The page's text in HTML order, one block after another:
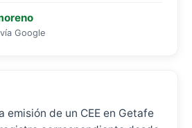
Google
emisión de un CEE en Getafe